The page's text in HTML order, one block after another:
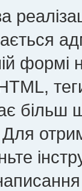
більш